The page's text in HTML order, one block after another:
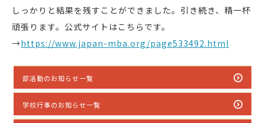
しっかりと結果を残すことができました。引き続き、精一杯
頑張ります。公式サイトはこちらです。
→https://www.japan-mba.org/page533492.html
部活動のお知らせ一覧
学校行事のお知らせ一覧